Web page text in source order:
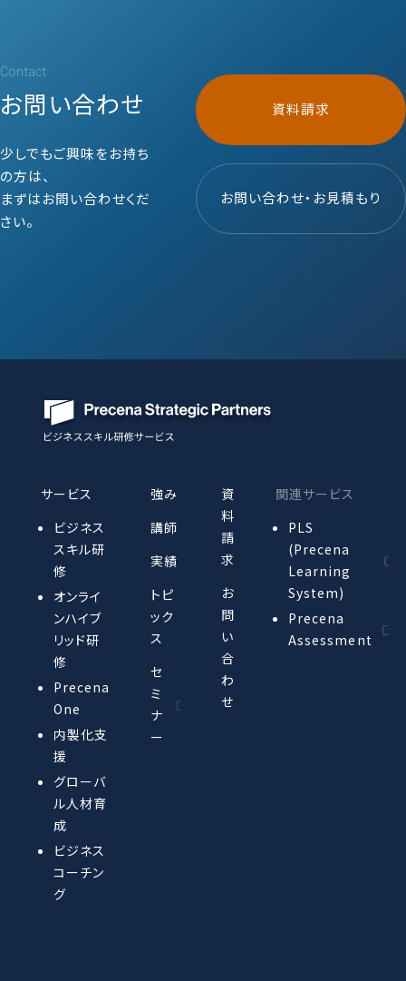
Contact
お問い合わせ
少しでもご興味をお持ち
の方は、
まずはお問い合わせくだ
さい。
資料請求
お問い合わせ・お見積もり
サービス
ビジネス
スキル研
修
オンライ
ンハイブ
リッド研
修
Precena
One
内製化支
援
グローバ
ル人材育
成
ビジネス
コーチン
グ
強み
講師
実績
トピ
ック
ス
セ
ミ
ナ
ー
資
料
請
求
お
問
い
合
わ
せ
関連サービス
PLS
(Precena
Learning
System)
Precena
Assessment